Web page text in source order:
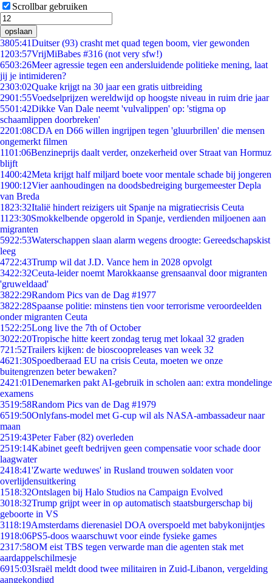
Scrollbar gebruiken
opslaan
3805:41Duitser (93) crasht met quad tegen boom, vier gewonden
1203:57VrijMiBabes #316 (not very sfw!)
6503:26Meer agressie tegen een andersluidende politieke mening, laat
jij je intimideren?
2303:02Quake krijgt na 30 jaar een gratis uitbreiding
2901:55Voedselprijzen wereldwijd op hoogste niveau in ruim drie jaar
5501:42Dikke Van Dale neemt 'vulvalippen' op: 'stigma op
schaamlippen doorbreken'
2201:08CDA en D66 willen ingrijpen tegen 'gluurbrillen' die mensen
ongemerkt filmen
1101:06Benzineprijs daalt verder, onzekerheid over Straat van Hormuz
blijft
1400:42Meta krijgt half miljard boete voor mentale schade bij jongeren
1900:12Vier aanhoudingen na doodsbedreiging burgemeester Depla
van Breda
1823:32Italië hindert reizigers uit Spanje na migratiecrisis Ceuta
11 23:30Smokkelbende opgerold in Spanje, verdienden miljoenen aan
migranten
5922:53Waterschappen slaan alarm wegens droogte: Gereedschapskist
leeg
4722:43Trump wil dat J.D. Vance hem in 2028 opvolgt
3422:32Ceuta-leider noemt Marokkaanse grensaanval door migranten
'gruweldaad'
3822:29Random Pics van de Dag #1977
3822:28Spaanse politie: minstens tien voor terrorisme veroordeelden
onder migranten Ceuta
1522:25Long live the 7th of October
3022:20Tropische hitte keert zondag terug met lokaal 32 graden
721:52Trailers kijken: de bioscoopreleases van week 32
4621:30Spoedberaad EU na crisis Ceuta, moeten we onze
buitengrenzen beter bewaken?
2421:01Denemarken pakt AI-gebruik in scholen aan: extra mondelinge
examens
3519:58Random Pics van de Dag #1979
6519:50Onlyfans-model met G-cup wil als NASA-ambassadeur naar
maan
2519:43Peter Faber (82) overleden
2519:14Kabinet geeft bedrijven geen compensatie voor schade door
laagwater
2418:41'Zwarte weduwes' in Rusland trouwen soldaten voor
overlijdensuitkering
1518:32Ontslagen bij Halo Studios na Campaign Evolved
3018:32Trump grijpt weer in op automatisch staatsburgerschap bij
geboorte in VS
3118:19Amsterdams dierenasiel DOA overspoeld met babykonijntjes
1918:06PS5-doos waarschuwt voor einde fysieke games
2317:58OM eist TBS tegen verwarde man die agenten stak met
aardappelschilmesje
6915:03Israël meldt dood twee militairen in Zuid-Libanon, vergelding
aangekondigd